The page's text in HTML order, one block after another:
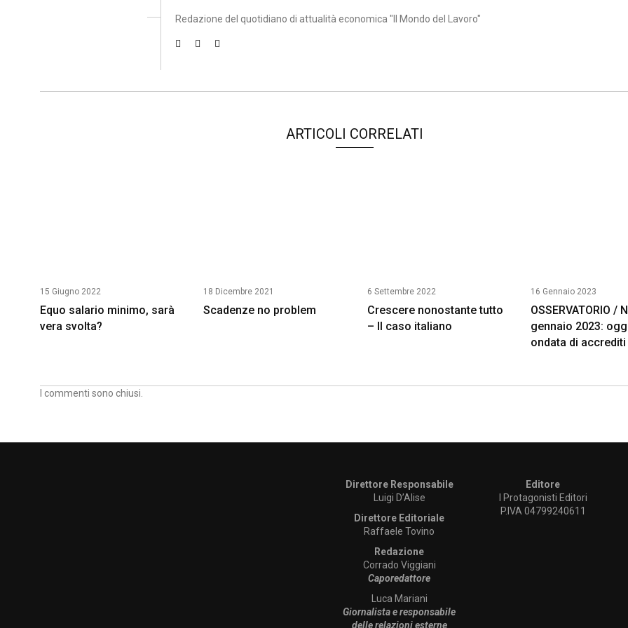
Redazione del quotidiano di attualità economica "Il Mondo del Lavoro"
ARTICOLI CORRELATI
15 Giugno 2022
Equo salario minimo, sarà
vera svolta?
18 Dicembre 2021
Scadenze no problem
6 Settembre 2022
Crescere nonostante tutto
– Il caso italiano
16 Gennaio 2023
OSSERVATORIO /
gennaio 2023:
ondata di accrediti
I commenti sono chiusi.
Direttore Responsabile
Luigi D’Alise
Direttore Editoriale
Raffaele Tovino
Redazione
Corrado Viggiani
Caporedattore
Luca Mariani
Giornalista e responsabile
delle relazioni esterne
Editore
I Protagonisti Editori
P.IVA 04799240611